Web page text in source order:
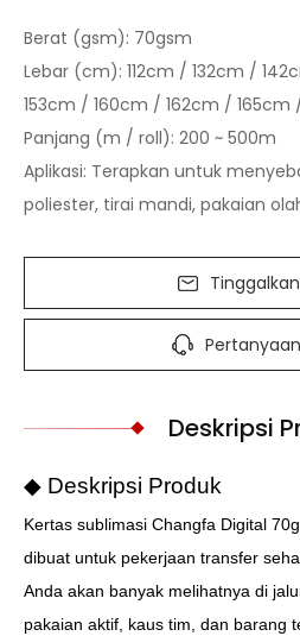
Berat (gsm): 70gsm
Lebar (cm): 112cm / 132cm /
153cm / 160cm / 162cm /
Panjang (m / roll): 200 ~ 500m
Aplikasi: Terapkan untuk
poliester, tirai mandi, pakaian
Deskripsi
◆ Deskripsi Produk
Kertas sublimasi Changfa Digital
dibuat untuk pekerjaan transfer
Anda akan banyak melihatnya di
pakaian aktif, kaus tim, dan barang